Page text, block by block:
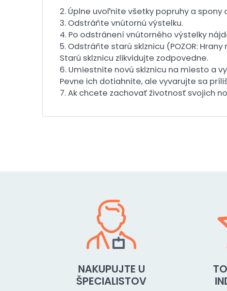
2. Úplne uvoľnite všetky popruhy a spony
3. Odstráňte vnútornú výstelku.
4. Po odstránení vnútorného výstelky
5. Odstráňte starú sklznicu (POZOR:
Starú sklznicu zlikvidujte zodpovedne.
6. Umiestnite novú sklznicu na miesto a
Pevne ich dotiahnite, ale vyvarujte sa
7. Ak chcete zachovať životnosť svojich
NAKUPUJTE U
ŠPECIALISTOV